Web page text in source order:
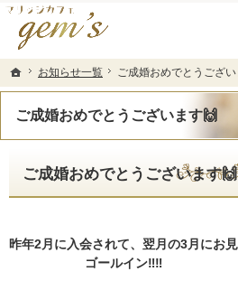
ホーム
お知らせ一覧 ご成婚おめでとうござ
ご成婚おめでとうございます🙌
長崎県の婚活なら結婚相談所のマリッジカフェ
長崎県長崎市の結婚相談所マリッジカフェgem's(
ご成婚おめでとうございます🙌
昨年2月に入会されて、翌月の3月にお
ゴールイン‼️‼️
ホーム
お知らせ一覧 ご成婚おめでとうござ